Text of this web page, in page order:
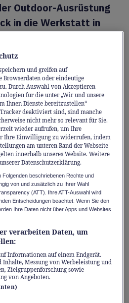
Outdoor-Ausrüstung
in die Werkstatt in
ein klemmender
eine abgenutzte
die meisten Outdoor-
solcher Defekt das
Auf den ersten
Entsorgung. Doch dieser
und Ausrüstung für
an seine Grenzen.
jene sieben Jahre alte
in der
in Zürich-Altstetten auf
wird eine andere Logik
erzählt seine
vom Regen in den
und von den
Gebirge. Hier, zwischen
und greifen auf
Browserdaten oder eindeutige
Durch Auswahl von Akzeptieren
für die unter „Wir und unsere
Ihnen Dienste bereitzustellen“
deaktiviert sind, sind manche
nicht mehr so relevant für Sie.
wieder aufrufen, um Ihre
Ihre Einwilligung zu widerrufen, indem
am unteren Rand der Webseite
innerhalb unseres Website. Weitere
Datenschutzerklärung.
Folgenden beschriebenen Rechte und
von und zusätzlich zu Ihrer Wahl
(ATT). Ihre ATT-Auswahl wird
Entscheidungen beachtet. Wenn Sie den
Ihre Daten nicht über Apps und Websites
verarbeiten Daten, um
Informationen auf einem Endgerät.
Messung von Werbeleistung und
Zielgruppenforschung sowie
von Angeboten.